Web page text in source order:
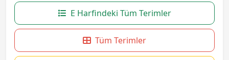
E Harfindeki Tüm Terimler
Tüm Terimler